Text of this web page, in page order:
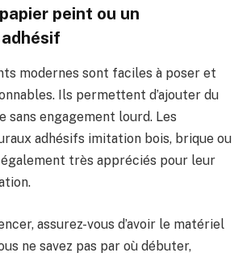
peint ou un
modernes sont faciles à poser et
Ils permettent d’ajouter du
sans engagement lourd. Les
adhésifs imitation bois, brique ou
très appréciés pour leur
assurez-vous d’avoir le matériel
ne savez pas par où débuter,